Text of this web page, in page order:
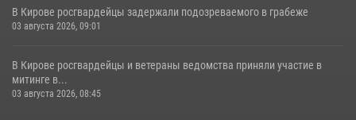
В Кирове росгвардейцы задержали подозреваемого в грабеже
03 августа 2026, 09:01
В Кирове росгвардейцы и ветераны ведомства приняли участие в
митинге в...
03 августа 2026, 08:45